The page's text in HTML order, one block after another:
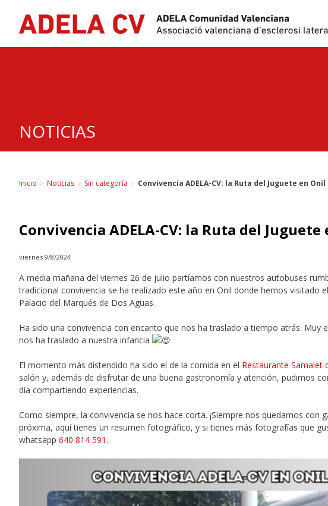
NOTICIAS
Inicio > Noticias > Sin categoría > Convivencia ADELA-CV: la Ruta del Juguete en Onil
Convivencia ADELA-CV: la Ruta del Juguete
viernes 9/8/2024
A media mañana del viernes 26 de julio partíamos con nuestros autobuses
tradicional convivencia se ha realizado este año en Onil donde hemos visitado el
Palacio del Marqués de Dos Aguas.
Ha sido una convivencia con encanto que nos ha traslado a tiempo atrás. Muy
nos ha traslado a nuestra infancia
El momento más distendido ha sido el de la comida en el Restaurante Samalet
salón y, además de disfrutar de una buena gastronomía y atención, pudimos
día compartiendo experiencias.
Como siempre, la convivencia se nos hace corta. ¡Siempre nos quedamos con
próxima, aquí tienes un resumen fotográfico, y si tienes más fotografías que
whatsapp 640 814 591 .